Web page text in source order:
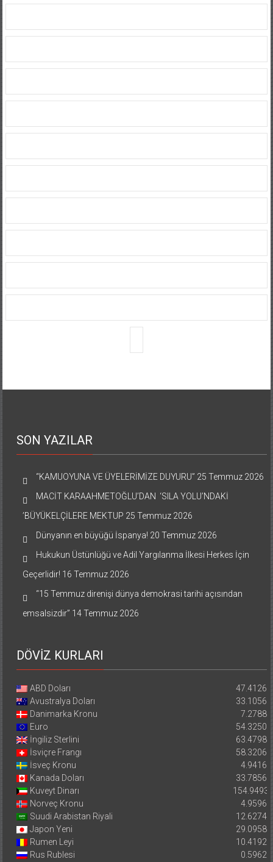
SON YAZILAR
“KAMUOYUNA VE ÜYELERİMİZE DUYURU” 25 Temmuz 2026
MACİT KARAAHMETOĞLU’DAN ‘SILA YOLU’NDAKİ
’BÜYÜKELÇİLERE MEKTUP 25 Temmuz 2026
Dünyanın en büyüğü İspanya! 20 Temmuz 2026
Hukukun Üstünlüğü ve Adil Yargılanma İlkesi Herkes İçin
Geçerlidir! 16 Temmuz 2026
“15 Temmuz direnişi dünya demokrasi tarihi açısından
emsalsizdir” 14 Temmuz 2026
DÖVİZ KURLARI
ABD Doları
47.4126
Avustralya Doları
33.1056
Danimarka Kronu
7.2788
Euro
54.3250
İngiliz Sterlini
63.4798
İsviçre Frangı
58.3206
İsveç Kronu
4.9416
Kanada Doları
33.7856
Kuveyt Dinarı
154.9493
Norveç Kronu
4.9596
Suudi Arabistan Riyali
12.6274
Japon Yeni
29.0958
Rumen Leyi
10.4192
Rus Rublesi
0.5962